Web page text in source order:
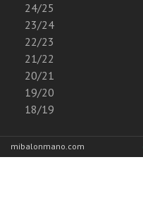
24/25
23/24
22/23
21/22
20/21
19/20
18/19
mibalonmano.com